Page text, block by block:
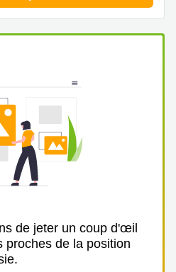
de jeter un coup d'œil
proches de la position